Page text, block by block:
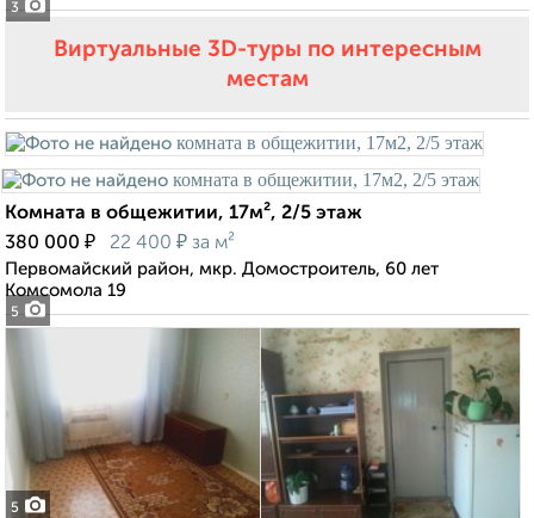
3
Виртуальные 3D-туры по интересным
местам
5
Комната в общежитии, 17м², 2/5 этаж
380 000 ₽ 22 400 ₽ за м²
Первомайский район, мкр. Домостроитель, 60 лет
Комсомола 19
5